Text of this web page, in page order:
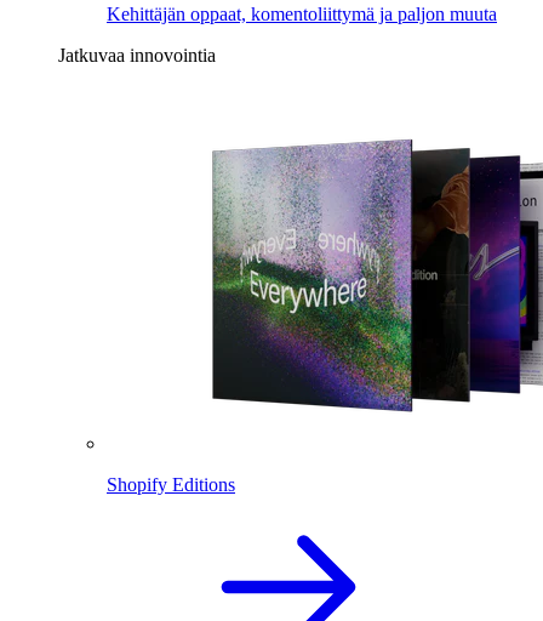
Kehittäjän oppaat, komentoliittymä ja paljon muuta
Jatkuvaa innovointia
Shopify Editions